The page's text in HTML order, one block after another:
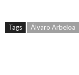
Tags Álvaro Arbeloa